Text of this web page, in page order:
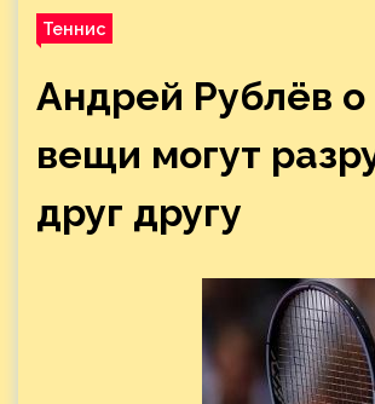
Теннис
Андрей Рублёв о
вещи могут
друг другу